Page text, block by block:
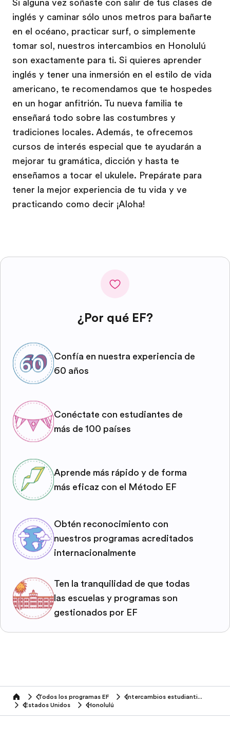
Si alguna vez soñaste con salir de tus clases de
inglés y caminar sólo unos metros para bañarte
en el océano, practicar surf, o simplemente
tomar sol, nuestros intercambios en Honolulú
son exactamente para ti. Si quieres aprender
inglés y tener una inmersión en el estilo de vida
americano, te recomendamos que te hospedes
en un hogar anfitrión. Tu nueva familia te
enseñará todo sobre las costumbres y
tradiciones locales. Además, te ofrecemos
cursos de interés especial que te ayudarán a
mejorar tu gramática, dicción y hasta te
enseñamos a tocar el ukulele. Prepárate para
tener la mejor experiencia de tu vida y ve
practicando como decir ¡Aloha!
¿Por qué EF?
Confía en nuestra experiencia de
60 años
Conéctate con estudiantes de
más de 100 países
Aprende más rápido y de forma
más eficaz con el Método EF
Obtén reconocimiento con
nuestros programas acreditados
internacionalmente
Ten la tranquilidad de que todas
las escuelas y programas son
gestionados por EF
home Todos los programas EF
Intercambios estudiantiles
Estados Unidos
Honolulú